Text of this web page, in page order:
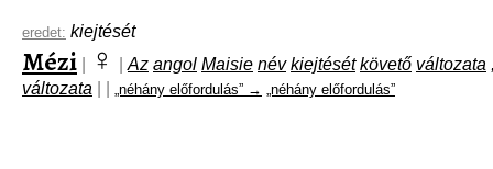
eredet: kiejtését
Mézi ♀ Az angol Maisie név kiejtését követő változata
változata
„néhány előfordulás” → „néhány előfordulás”